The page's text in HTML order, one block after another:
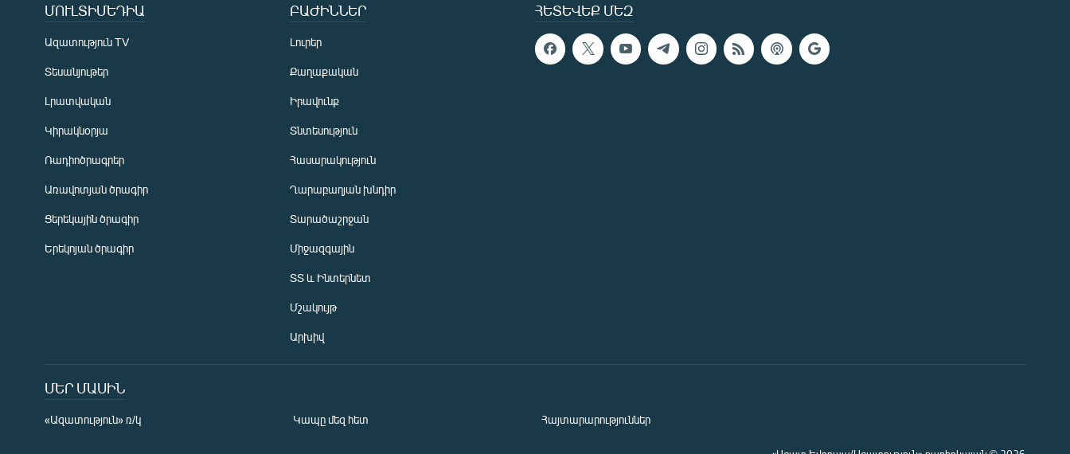
ՀԵՏԵՎԵՔ ՄԵԶ
ՄՈՒԼՏԻՄԵԴԻԱ
Ազատություն TV
Տեսանյութեր
Լրատվական
Կիրակնօրյա
Ռադիոծրագրեր
Առավոտյան ծրագիր
Ցերեկային ծրագիր
Երեկոյան ծրագիր
ԲԱԺԻՆՆԵՐ
Լուրեր
Քաղաքական
Իրավունք
Տնտեսություն
Հասարակություն
Ղարաբաղյան խնդիր
Տարածաշրջան
Միջազգային
ՏՏ և Ինտերնետ
Մշակույթ
Արխիվ
ՄԵՐ ՄԱՍԻՆ
«Ազատություն» ռ/կ Կապը մեզ հետ Հայտարարություններ